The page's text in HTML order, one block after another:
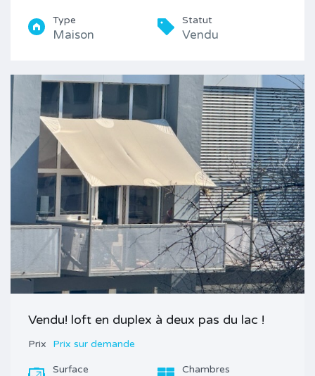
Type
Maison
Statut
Vendu
Vendu! loft en duplex à deux pas du lac !
Prix Prix sur demande
Surface Chambres